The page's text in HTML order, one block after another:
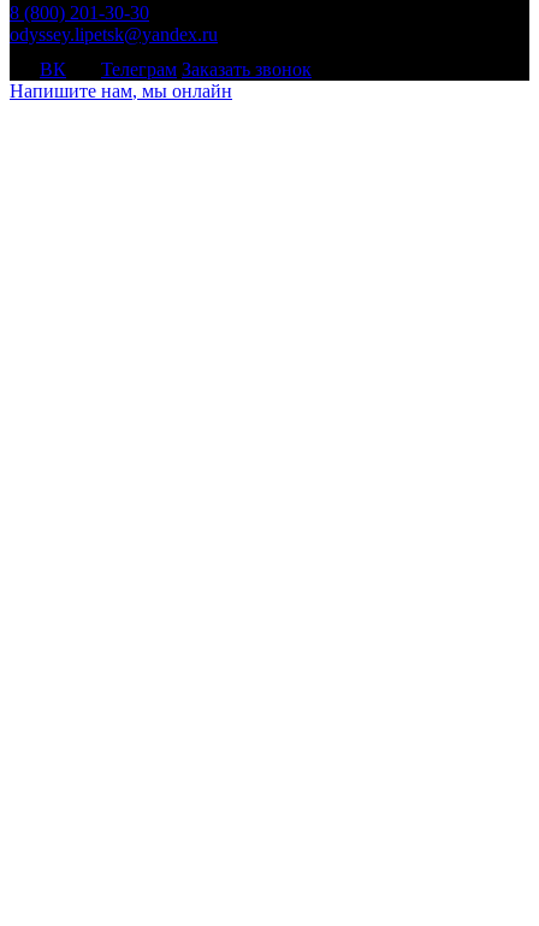
8 (800) 201-30-30
odyssey.lipetsk@yandex.ru
ВК
Телеграм Заказать звонок
Напишите нам, мы онлайн